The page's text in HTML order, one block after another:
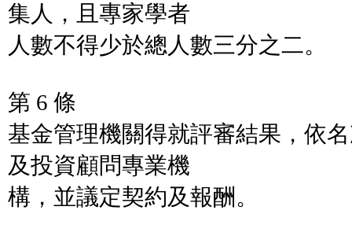
集人，且專家學者
人數不得少於總人數三分之二。
第 6 條
基金管理機關得就評審結果，依
及投資顧問專業機
構，並議定契約及報酬。